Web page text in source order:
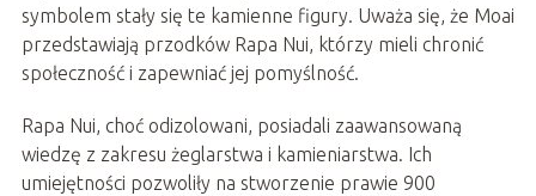
symbolem stały się te kamienne figury. Uważa się, że Moai
przedstawiają przodków Rapa Nui, którzy mieli chronić
społeczność i zapewniać jej pomyślność.
Rapa Nui, choć odizolowani, posiadali zaawansowaną
wiedzę z zakresu żeglarstwa i kamieniarstwa. Ich
umiejętności pozwoliły na stworzenie prawie 900